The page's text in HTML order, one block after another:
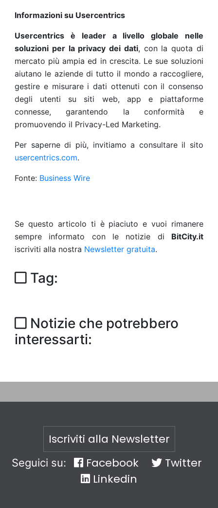
Informazioni su Usercentrics
Usercentrics è leader a livello globale nelle
soluzioni per la privacy dei dati, con la quota di
mercato più ampia ed in crescita. Le sue soluzioni
aiutano le aziende di tutto il mondo a raccogliere,
gestire e misurare i dati ottenuti con il consenso
degli utenti su siti web, app e piattaforme
connesse, garantendo la conformità e
promuovendo il Privacy-Led Marketing.
Per saperne di più, invitiamo a consultare il sito
usercentrics.com.
Fonte: Business Wire
Se questo articolo ti è piaciuto e vuoi rimanere
sempre informato con le notizie di BitCity.it
iscriviti alla nostra Newsletter gratuita.
Tag:
Notizie che potrebbero
interessarti:
Iscriviti alla Newsletter
Seguici su: Facebook
Twitter
Linkedin